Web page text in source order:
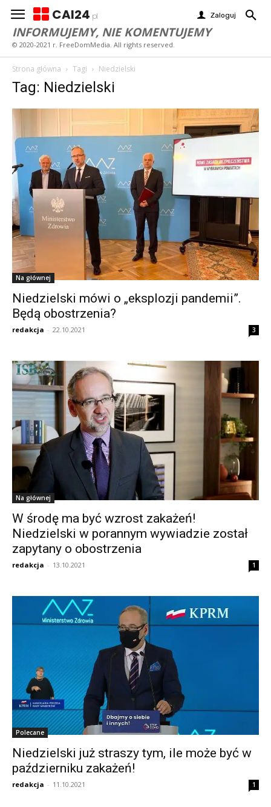
CAI24 pl Zaloguj
INFORMUJEMY, NIE KOMENTUJEMY
© 2020-2021 r. FreeDomMedia. All rights reserved.
Strona główna Tagi Niedzielski
Tag: Niedzielski
Na głównej
Niedzielski mówi o „eksplozji pandemii”.
Będą obostrzenia?
redakcja - 22.10.2021 3
Na głównej
W środę ma być wzrost zakażeń!
Niedzielski w porannym wywiadzie został
zapytany o obostrzenia
redakcja - 13.10.2021 1
Polecane
Niedzielski już straszy tym, ile może być w
październiku zakażeń!
redakcja - 11.10.2021 1